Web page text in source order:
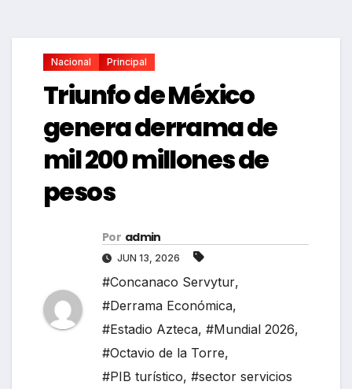
Nacional Principal
Triunfo de México
genera derrama de
mil 200 millones de
pesos
Por admin
JUN 13, 2026
#Concanaco Servytur,
#Derrama Económica,
#Estadio Azteca, #Mundial 2026,
#Octavio de la Torre,
#PIB turístico, #sector servicios